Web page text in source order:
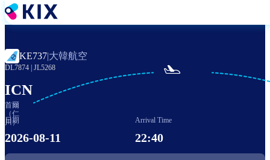
移
至
內
容
KE737|大韓航空
DL7874 JL5268
ICN
首爾
（仁
川）

日期
2026-08-11
Arrival Time
22:40